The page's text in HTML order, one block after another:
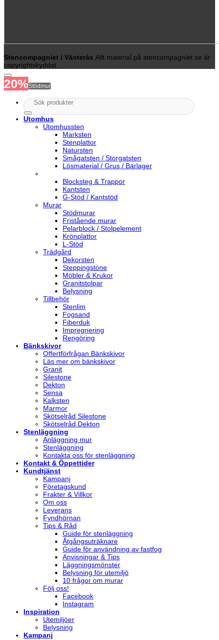
Stencompagniet i Västerås Allt material på stencompagniet.se är
copyrightskyddat.
20%Stödmur
Sök
efter:
Utomhus
Utomhussten
Marksten
Stenplattor
Natursten
Smågatsten / Storgatsten
Lösmaterial / Grus / Bärlager
Blocksteg & Trappor
Kantsten
G-Stöd / Kantstöd
Murar
Stödmurar
Fristående murar
Pelarblock / Stolpelement
Krönplattor
L-Stöd
Trädgård
Dekorsten
Steppingstone
Möbler & Krukor
Granitstolpar
Belysning
Tillbehör
Stenlim
Fogsand
Fiberduk
Impregnering
Rengöring
Bänkskivor
Offertförfrågan Bänkskivor
Läs mer om bänkskivor
Granit
Silestone
Dekton
Sensa
Kalksten
Marmor
Skötselråd Silestone
Skötselråd Dekton
Stenläggning
Anläggning mur
Stenläggning
Kontakta oss för stenläggning
Kontakt & Öppettider
Kundtjänst
Kampanj
Företagskund
Frakter & Villkor
Om oss
Leverans
Fyndhörnan
Tips & Råd
Guide för stenläggning
Åtgångsuträknare
Guide för användning av fastfog
Anvisningar & Tips
Läggningsmönster
Belysning för utemiljö
10 frågor om murar
Följ oss!
Facebook
Instagram
Inspiration
Utemiljöer
Belysning
Kampanj